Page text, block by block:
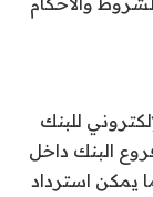
للبنك
البنك داخل
يمكن استرداد